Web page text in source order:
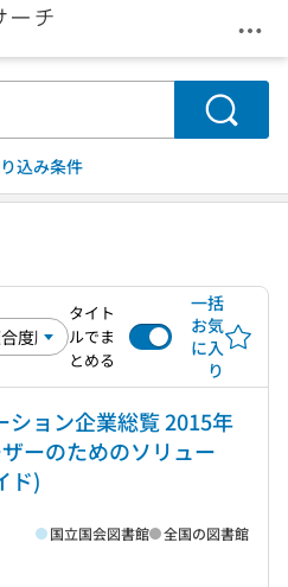
メ
検索
込み条件
タイト
ルでま
とめる
一括
お気
に入
り
ション企業総覧 2015年
ーのためのソリュー
ド)
国立国会図書館 全国の図書館